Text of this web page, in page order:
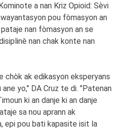
a nan Kriz Opioid: Sèvi
pou fòmasyon an
nan fòmasyon an se
nan chak konte nan
chòk ak edikasyon eksperyans
yo," DA Cruz te di. "Patenan
ki an danje ki an danje
sa nou aprann ak
epi pou bati kapasite isit la